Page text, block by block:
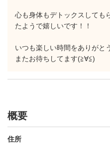
心も身体もデトックスしても
たようで嬉しいです！！
いつも楽しい時間をありがと
またお待ちしてます(≧∀≦)
概要
住所